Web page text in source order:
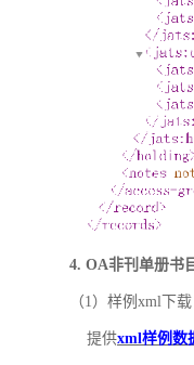
4. OA非刊单册书
（1）样例xml下载
提供xml样例数